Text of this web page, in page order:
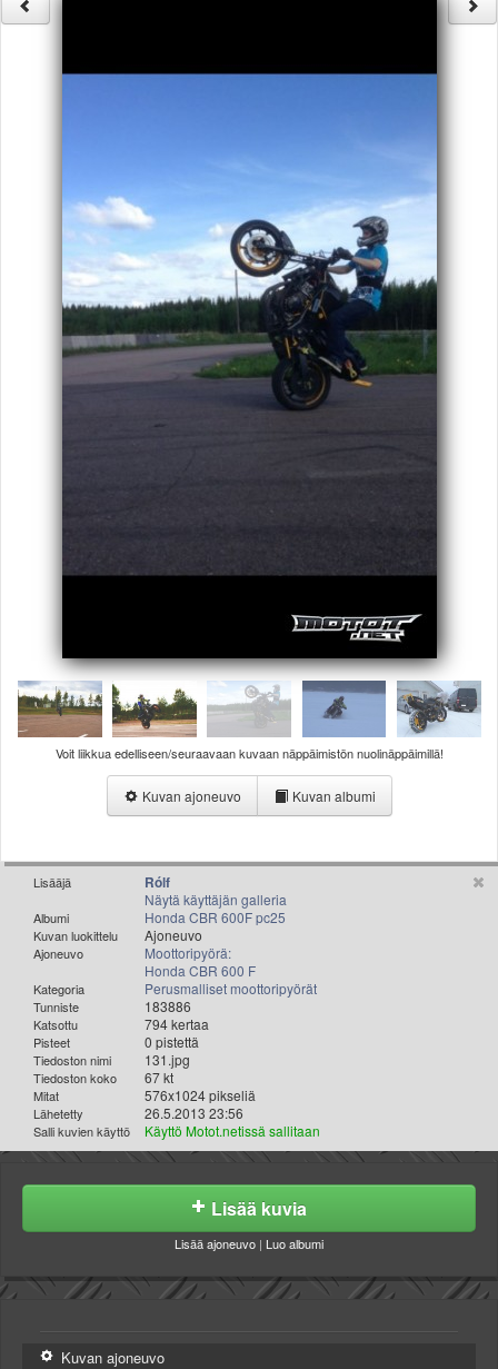
Säännöt ja ohjeet
Uudet kuvat
Ohjeet
Ajoneuvot
Osat
TIETOPANKKI
TAPAHTUMAT
MP15 kuvia
MP14 kuvia
MP13 kuvia
Valitse paikkakunta
Tampereen sää
Rovaniemen sää
MUUT
VIP-jäsenyys
Paidat ja vaatteet
Suunnittele oma paita
Voit liikkua edelliseen/seuraavaan kuvaan näppäimistön nuolinäppäimillä!
Kuvan ajoneuvo Kuvan albumi
Lisääjä Rólf
Näytä käyttäjän galleria
Albumi Honda CBR 600F pc25
Kuvan luokittelu Ajoneuvo
Ajoneuvo
Moottoripyörä:
Honda CBR 600 F
Kategoria Perusmalliset moottoripyörät
Tunniste 183886
Katsottu 794 kertaa
Pisteet 0 pistettä
Tiedoston nimi 131.jpg
Tiedoston koko 67 kt
Mitat 576x1024 pikseliä
Lähetetty 26.5.2013 23:56
Salli kuvien käyttö Käyttö Motot.netissä sallitaan
Lisää kuvia
Lisää ajoneuvo | Luo albumi
Kuvan ajoneuvo